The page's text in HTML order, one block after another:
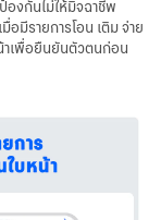
องกันไม่ให้มิจฉาชีพ
อมีรายการโอน เติม จ่าย
าเพื่อยืนยันตัวตนก่อน